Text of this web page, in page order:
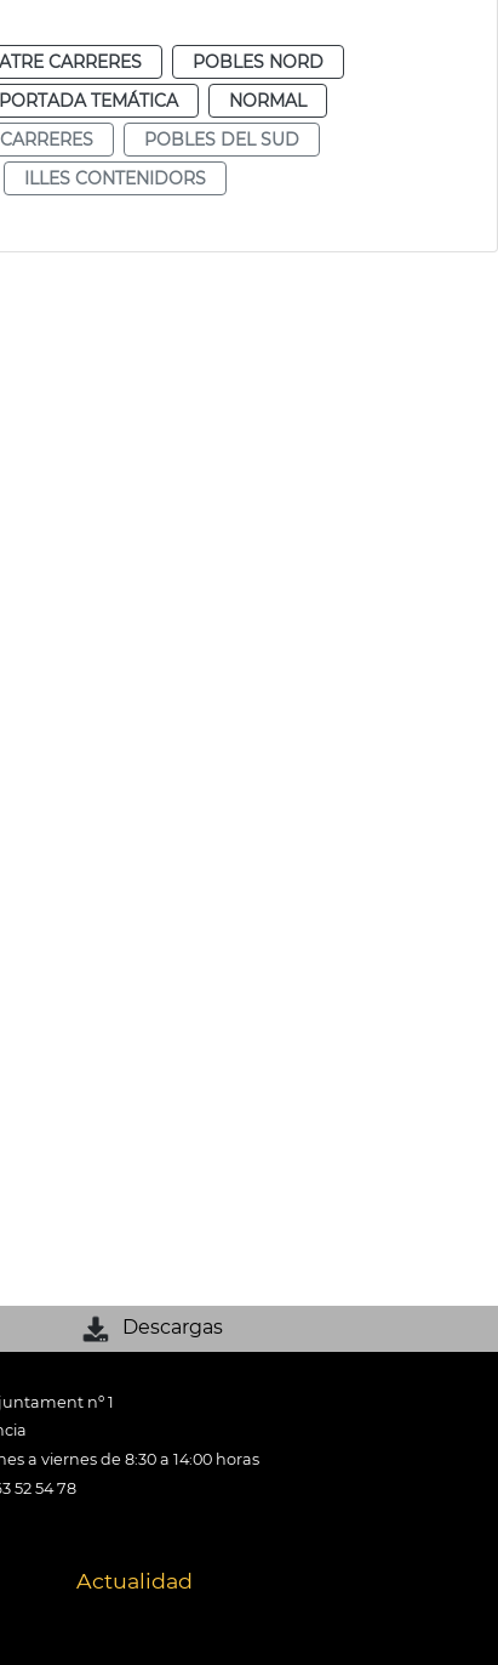
CARRERES
POBLES NORD
TEMÁTICA
NORMAL
POBLES DEL SUD
ILLES CONTENIDORS
Descargas
nº 1
a viernes de 8:30 a 14:00 horas
52 54 78
Actualidad